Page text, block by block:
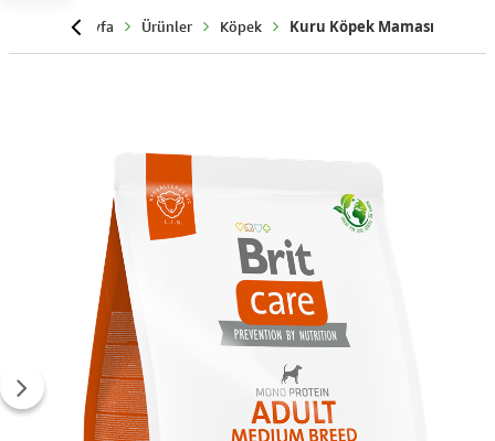
Anasayfa Ürünler Köpek Kuru Köpek Maması